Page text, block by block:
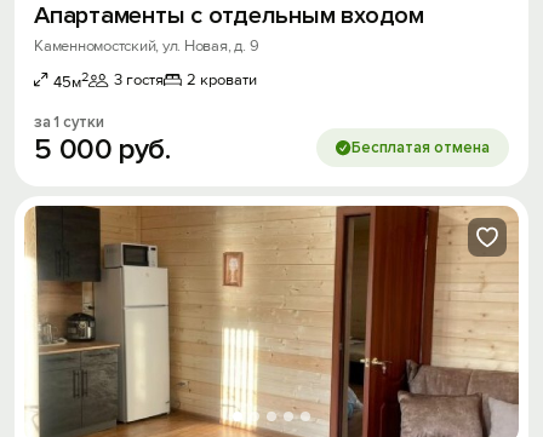
Апартаменты с отдельным входом
Каменномостский, ул. Новая, д. 9
45м2 3 гостя 2 кровати
за 1 сутки
5 000 руб. Бесплатая отмена